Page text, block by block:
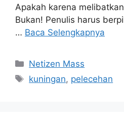
Apakah karena
Bukan! Penulis harus
… Baca Selengkapnya
Kategori
Netizen Mass
Tag
kuningan, pelecehan